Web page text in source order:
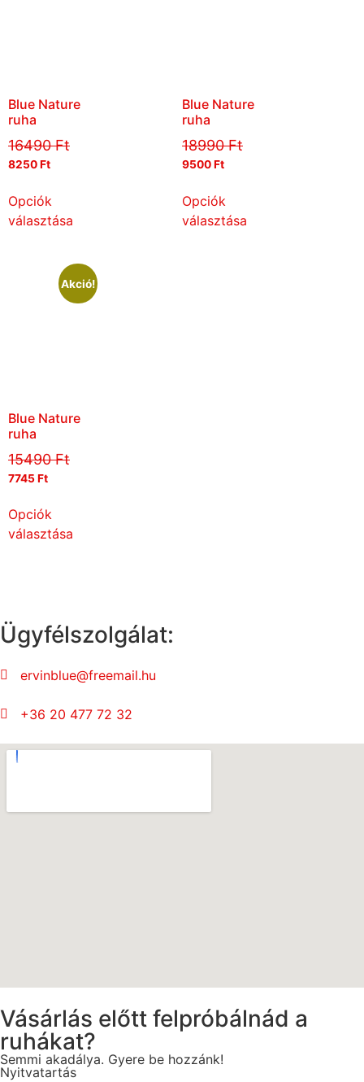
Blue Nature
ruha
16490Ft
8250Ft
Opciók
választása
Blue Nature
ruha
18990Ft
9500Ft
Opciók
választása
Akció!
Blue Nature
ruha
15490Ft
7745Ft
Opciók
választása
Ügyfélszolgálat:
ervinblue@freemail.hu
+36 20 477 72 32
Vásárlás előtt felpróbálnád a
ruhákat?
Semmi akadálya. Gyere be hozzánk!
Nyitvatartás